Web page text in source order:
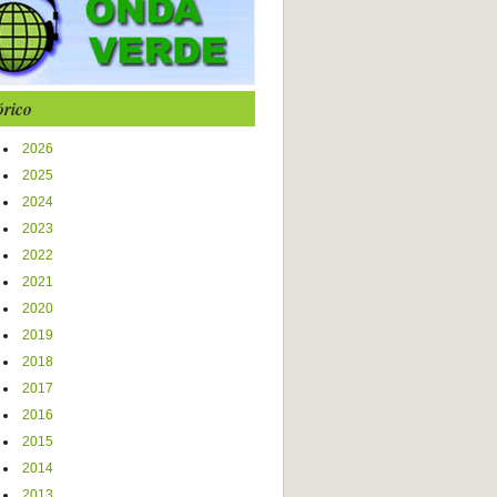
2026
2025
2024
2023
2022
2021
2020
2019
2018
2017
2016
2015
2014